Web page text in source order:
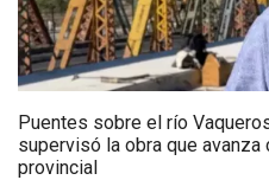
Puentes sobre el río
supervisó la obra que
provincial